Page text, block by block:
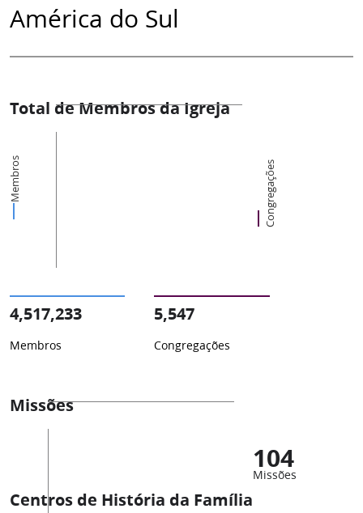
América do Sul
Total de Membros da Igreja
Membros Congregações
4,517,233
Membros
5,547
Congregações
Missões
104
Missões
Centros de História da Família